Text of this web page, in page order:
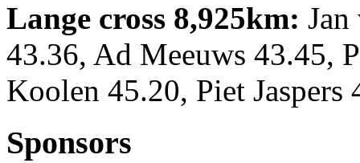
Lange cross 8,925km:
43.36, Ad Meeuws 43.45,
Koolen 45.20, Piet
Sponsors